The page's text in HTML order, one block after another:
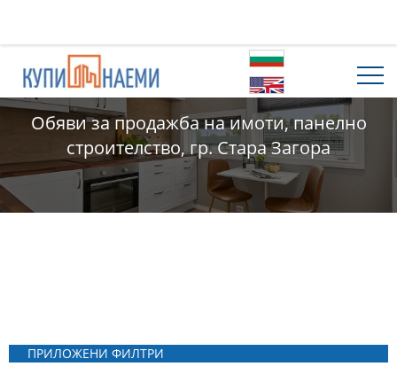
Обяви за продажба на имоти, панелно
строителство, гр. Стара Загора
ПРИЛОЖЕНИ ФИЛТРИ